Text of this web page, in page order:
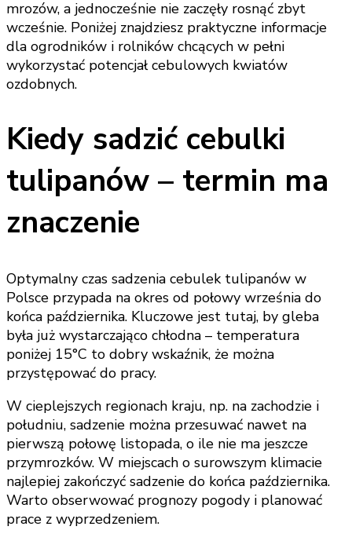
mrozów, a jednocześnie nie zaczęły rosnąć zbyt
wcześnie. Poniżej znajdziesz praktyczne informacje
dla ogrodników i rolników chcących w pełni
wykorzystać potencjał cebulowych kwiatów
ozdobnych.
Kiedy sadzić cebulki
tulipanów – termin ma
znaczenie
Optymalny czas sadzenia cebulek tulipanów w
Polsce przypada na okres od połowy września do
końca października. Kluczowe jest tutaj, by gleba
była już wystarczająco chłodna – temperatura
poniżej 15°C to dobry wskaźnik, że można
przystępować do pracy.
W cieplejszych regionach kraju, np. na zachodzie i
południu, sadzenie można przesuwać nawet na
pierwszą połowę listopada, o ile nie ma jeszcze
przymrozków. W miejscach o surowszym klimacie
najlepiej zakończyć sadzenie do końca października.
Warto obserwować prognozy pogody i planować
prace z wyprzedzeniem.